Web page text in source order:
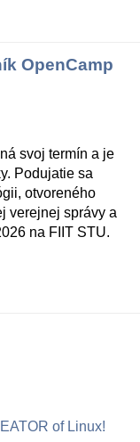
OpenCamp
svoj termín a je
Podujatie sa
otvoreného
verejnej správy a
na FIIT STU.
of Linux!